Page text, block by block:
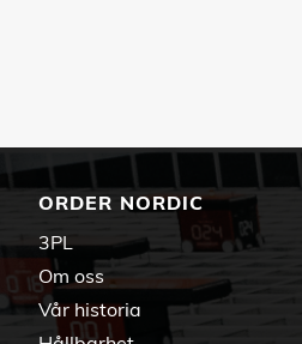
ORDER NORDIC
3PL
Om oss
Vår historia